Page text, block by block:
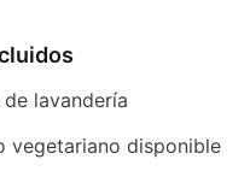
lavandería
vegetariano disponible